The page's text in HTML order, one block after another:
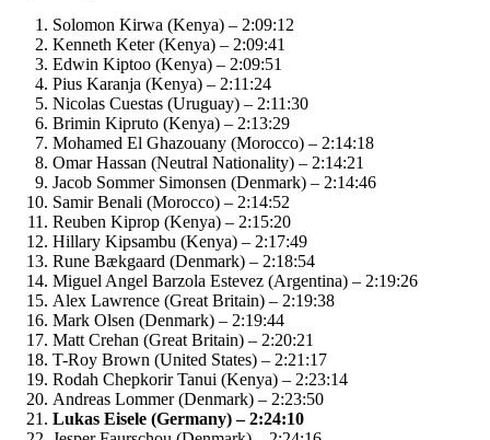
Solomon Kirwa (Kenya) – 2:09:12
Kenneth Keter (Kenya) – 2:09:41
Edwin Kiptoo (Kenya) – 2:09:51
Pius Karanja (Kenya) – 2:11:24
Nicolas Cuestas (Uruguay) – 2:11:30
Brimin Kipruto (Kenya) – 2:13:29
Mohamed El Ghazouany (Morocco) – 2:14:18
Omar Hassan (Neutral Nationality) – 2:14:21
Jacob Sommer Simonsen (Denmark) – 2:14:46
Samir Benali (Morocco) – 2:14:52
Reuben Kiprop (Kenya) – 2:15:20
Hillary Kipsambu (Kenya) – 2:17:49
Rune Bækgaard (Denmark) – 2:18:54
Miguel Angel Barzola Estevez (Argentina) – 2:19:26
Alex Lawrence (Great Britain) – 2:19:38
Mark Olsen (Denmark) – 2:19:44
Matt Crehan (Great Britain) – 2:20:21
T-Roy Brown (United States) – 2:21:17
Rodah Chepkorir Tanui (Kenya) – 2:23:14
Andreas Lommer (Denmark) – 2:23:50
Lukas Eisele (Germany) – 2:24:10